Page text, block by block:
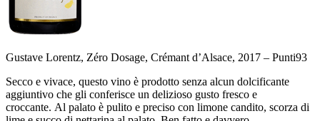
Gustave Lorentz, Zéro Dosage, Crémant d’Alsace, 2017 – Punti93
Secco e vivace, questo vino è prodotto senza alcun dolcificante
aggiuntivo che gli conferisce un delizioso gusto fresco e
croccante. Al palato è pulito e preciso con limone candito, scorza di